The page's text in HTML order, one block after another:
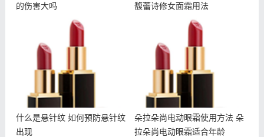
的伤害大吗
馥蕾诗修女面霜用法
什么是悬针纹 如何预防悬
什么是悬针纹 如何预防悬针纹
出现
朵拉朵尚电动眼霜使用方法
朵拉朵尚电动眼霜使用方法 朵
拉朵尚电动眼霜适合年龄